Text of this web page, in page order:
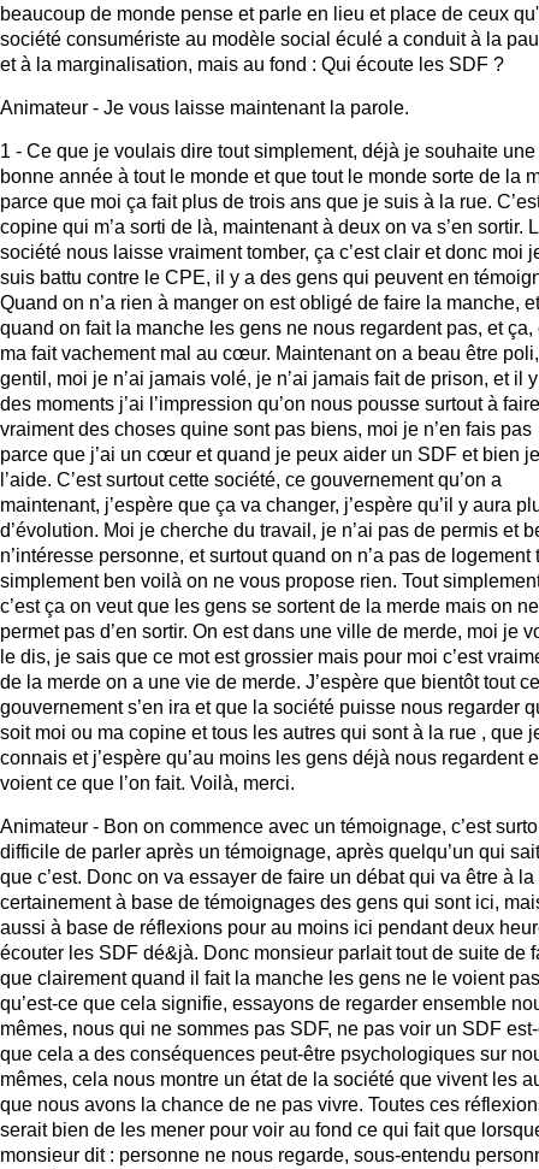
beaucoup de monde pense et parle en lieu et place de ceux
société consumériste au modèle social éculé a conduit à la
et à la marginalisation, mais au fond : Qui écoute les SDF ?
Animateur - Je vous laisse maintenant la parole.
1 - Ce que je voulais dire tout simplement, déjà je souhaite une
bonne année à tout le monde et que tout le monde sorte de la
parce que moi ça fait plus de trois ans que je suis à la rue.
copine qui m’a sorti de là, maintenant à deux on va s’en sortir.
société nous laisse vraiment tomber, ça c’est clair et donc moi
suis battu contre le CPE, il y a des gens qui peuvent en
Quand on n’a rien à manger on est obligé de faire la manche, et
quand on fait la manche les gens ne nous regardent pas, et ça,
ma fait vachement mal au cœur. Maintenant on a beau être poli,
gentil, moi je n’ai jamais volé, je n’ai jamais fait de prison, et il
des moments j’ai l’impression qu’on nous pousse surtout à faire
vraiment des choses quine sont pas biens, moi je n’en fais pas
parce que j’ai un cœur et quand je peux aider un SDF et bien je
l’aide. C’est surtout cette société, ce gouvernement qu’on a
maintenant, j’espère que ça va changer, j’espère qu’il y aura
d’évolution. Moi je cherche du travail, je n’ai pas de permis et
n’intéresse personne, et surtout quand on n’a pas de logement
simplement ben voilà on ne vous propose rien. Tout
c’est ça on veut que les gens se sortent de la merde mais on
permet pas d’en sortir. On est dans une ville de merde, moi je
le dis, je sais que ce mot est grossier mais pour moi c’est
de la merde on a une vie de merde. J’espère que bientôt tout ce
gouvernement s’en ira et que la société puisse nous regarder
soit moi ou ma copine et tous les autres qui sont à la rue , que
connais et j’espère qu’au moins les gens déjà nous regardent
voient ce que l’on fait. Voilà, merci.
Animateur - Bon on commence avec un témoignage, c’est
difficile de parler après un témoignage, après quelqu’un qui
que c’est. Donc on va essayer de faire un débat qui va être à la
certainement à base de témoignages des gens qui sont ici,
aussi à base de réflexions pour au moins ici pendant deux
écouter les SDF dé&jà. Donc monsieur parlait tout de suite de
que clairement quand il fait la manche les gens ne le voient
qu’est-ce que cela signifie, essayons de regarder ensemble
mêmes, nous qui ne sommes pas SDF, ne pas voir un SDF
que cela a des conséquences peut-être psychologiques sur
mêmes, cela nous montre un état de la société que vivent les
que nous avons la chance de ne pas vivre. Toutes ces
serait bien de les mener pour voir au fond ce qui fait que
monsieur dit : personne ne nous regarde, sous-entendu